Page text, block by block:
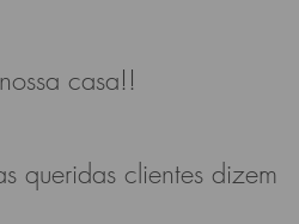
casa!!
queridas clientes dizem